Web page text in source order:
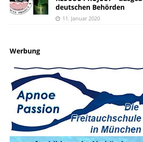
deutschen Behörden
11. Januar 2020
Werbung